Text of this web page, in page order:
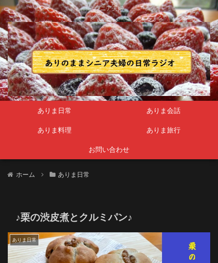
シニア夫婦
ありま日常 ありま会話
ありま料理 ありま旅行
お問い合わせ
ホーム ありま日常
♪栗の渋皮煮とクルミパン♪
ありま日常